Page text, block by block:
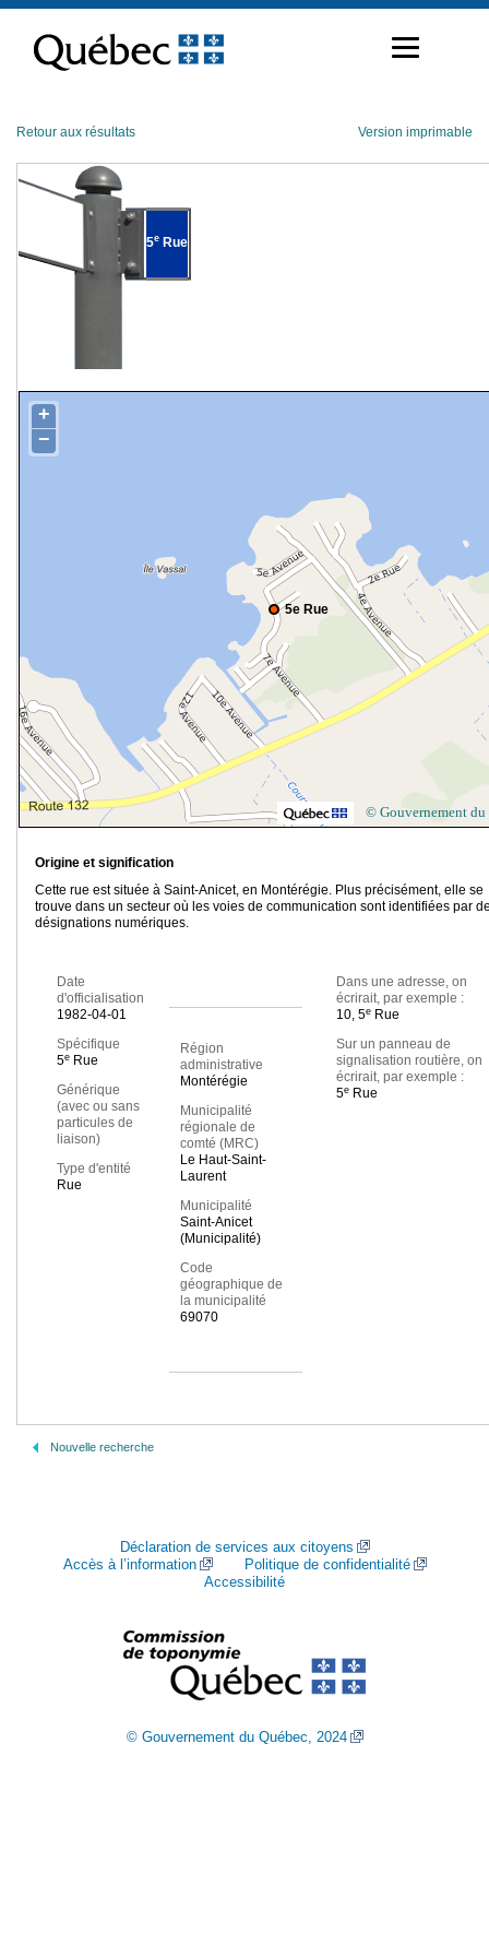
contenu
Retour aux résultats Version imprimable
5e Rue
5e Rue
+
−
© Gouvernement du
Origine et signification
Cette rue est située à Saint-Anicet, en Montérégie. Plus précisément, elle se
trouve dans un secteur où les voies de communication sont identifiées par
désignations numériques.
Date
d'officialisation
1982-04-01
Spécifique
5e Rue
Générique
(avec ou sans
particules de
liaison)
Type d'entité
Rue
Région
administrative
Montérégie
Municipalité
régionale de
comté (MRC)
Le Haut-Saint-
Laurent
Municipalité
Saint-Anicet
(Municipalité)
Code
géographique de
la municipalité
69070
Dans une adresse, on
écrirait, par exemple :
10, 5eRue
Sur un panneau de
signalisation routière, on
écrirait, par exemple :
5eRue
Nouvelle recherche
Déclaration de services aux citoyens
Accès à l’information
Politique de confidentialité
Accessibilité
© Gouvernement du Québec, 2024